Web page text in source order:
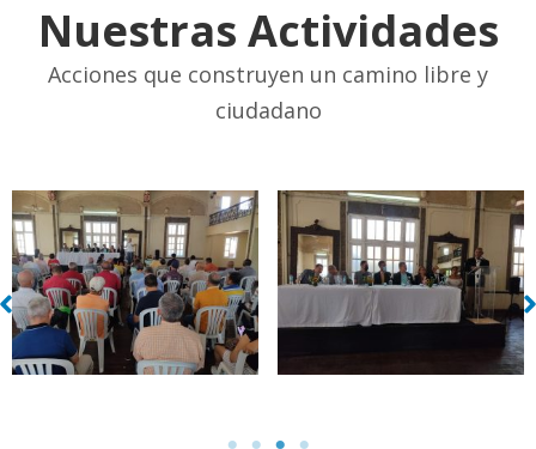
Nuestras Actividades
Acciones que construyen un camino libre y
ciudadano
Sin leyenda Sin leyenda